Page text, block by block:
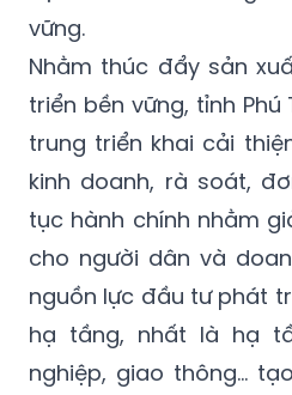
vững.
Nhằm thúc đẩy sản
triển bền vững, tỉnh
trung triển khai cải
kinh doanh, rà soát,
tục hành chính nhằm
cho người dân và
nguồn lực đầu tư phát
hạ tầng, nhất là hạ
nghiệp, giao thông...